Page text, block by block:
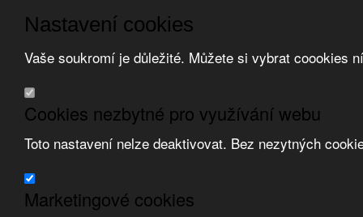
Nastavení cookies
Vaše soukromí je důležité. Můžete si vybrat coookies
Cookies nezbytné pro využívání webu
Toto nastavení nelze deaktivovat. Bez nezytných
Marketingové cookies
Přeskočit na hlavní obsah Přeskočit na doplňující obsah
Obchodní podmínky
Registrace